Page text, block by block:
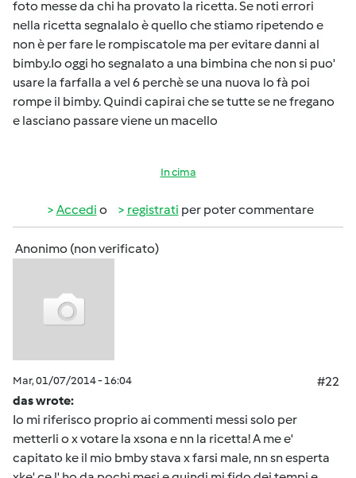
foto messe da chi ha provato la ricetta. Se noti errori
nella ricetta segnalalo è quello che stiamo ripetendo e
non è per fare le rompiscatole ma per evitare danni al
bimby.Io oggi ho segnalato a una bimbina che non si puo'
usare la farfalla a vel 6 perchè se una nuova lo fà poi
rompe il bimby. Quindi capirai che se tutte se ne fregano
e lasciano passare viene un macello
In cima
Accedi o registrati per poter commentare
Anonimo (non verificato)
Mar, 01/07/2014 - 16:04
#22
das wrote:
Io mi riferisco proprio ai commenti messi solo per
metterli o x votare la xsona e nn la ricetta! A me e'
capitato ke il mio bmby stava x farsi male, nn sn esperta